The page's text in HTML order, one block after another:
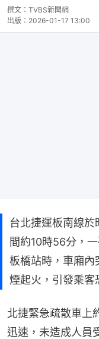
撰文： TVBS新聞網
出版： 2026-01-17 13:00
台北捷運板南線
間約10時56分，
板橋站時，車廂內
煙起火，引發乘客
北捷緊急疏散車上
迅速，未造成人員